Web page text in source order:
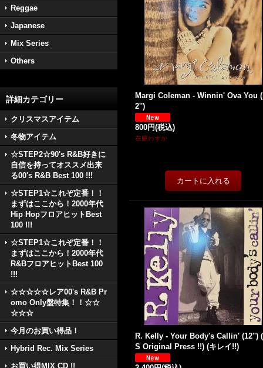
Reggae
Japanese
Mix Series
Others
詳細カテゴリー
クリスマスアイテム
冬物アイテム
☆STEP2☆90's R&B好きに
自信を持ってオススメ出来
る00's R&B Best 100 !!!
☆STEP1☆これぞ定番！！
まずはここから！2000年代
Hip HopフロアヒットBest
100 !!!
☆STEP1☆これぞ定番！！
まずはここから！2000年代
R&BフロアヒットBest 100
!!!
☆☆☆☆☆レア00's R&B Pr
omo Only盤特集！！☆☆
☆☆☆
今月のお買い得品！
Hybrid Rec. Mix Series
お買い得MIX CD !!
Margi Coleman - Winnin' Ova You
2'')
800円(税込)
在庫わずか
R. Kelly - Your Body's Callin' (12'')
S Original Press !!) (キレイ!!)